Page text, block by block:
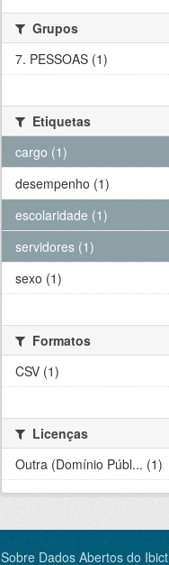
Grupos
7. PESSOAS (1)
Etiquetas
cargo (1)
desempenho (1)
escolaridade (1)
servidores (1)
sexo (1)
Formatos
CSV (1)
Licenças
Outra (Domínio Públ... (1)
Sobre Dados Abertos do Ibict